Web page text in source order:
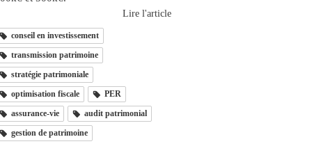
Lire l'article
conseil en investissement
transmission patrimoine
stratégie patrimoniale
optimisation fiscale
PER
assurance-vie
audit patrimonial
gestion de patrimoine